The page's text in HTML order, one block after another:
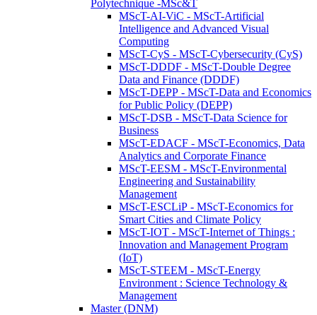
Polytechnique -MSc&T
MScT-AI-ViC - MScT-Artificial
Intelligence and Advanced Visual
Computing
MScT-CyS - MScT-Cybersecurity (CyS)
MScT-DDDF - MScT-Double Degree
Data and Finance (DDDF)
MScT-DEPP - MScT-Data and Economics
for Public Policy (DEPP)
MScT-DSB - MScT-Data Science for
Business
MScT-EDACF - MScT-Economics, Data
Analytics and Corporate Finance
MScT-EESM - MScT-Environmental
Engineering and Sustainability
Management
MScT-ESCLiP - MScT-Economics for
Smart Cities and Climate Policy
MScT-IOT - MScT-Internet of Things :
Innovation and Management Program
(IoT)
MScT-STEEM - MScT-Energy
Environment : Science Technology &
Management
Master (DNM)